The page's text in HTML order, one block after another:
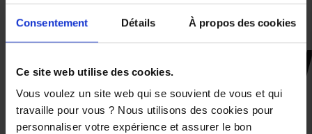
Consentement Détails À propos des cookies
Ce site web utilise des cookies.
Vous voulez un site web qui se souvient de vous et qui
travaille pour vous ? Nous utilisons des cookies pour
personnaliser votre expérience et assurer le bon
convertisseur catalytique vendu séparément
CES PRODUITS SONT
SUSCEPTIBLES DE VOUS
INTÉRESSER